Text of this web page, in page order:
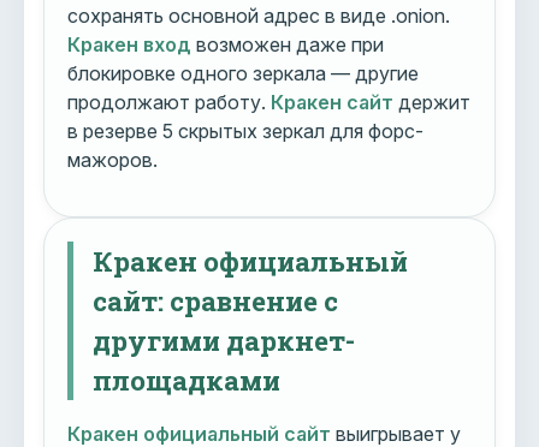
сохранять основной адрес в виде .onion.
Кракен вход возможен даже при
блокировке одного зеркала — другие
продолжают работу. Кракен сайт держит
в резерве 5 скрытых зеркал для форс-
мажоров.
Кракен официальный
сайт: сравнение с
другими даркнет-
площадками
Кракен официальный сайт выигрывает у